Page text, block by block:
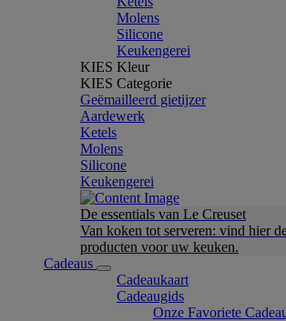
Molens
Silicone
Keukengerei
KIES Kleur
KIES Categorie
Geëmailleerd gietijzer
Aardewerk
Ketels
Molens
Silicone
Keukengerei
De essentials van Le Creuset
Van koken tot serveren: vind hier
producten voor uw keuken.
Cadeaus
Cadeaukaart
Cadeaugids
Onze Favoriete